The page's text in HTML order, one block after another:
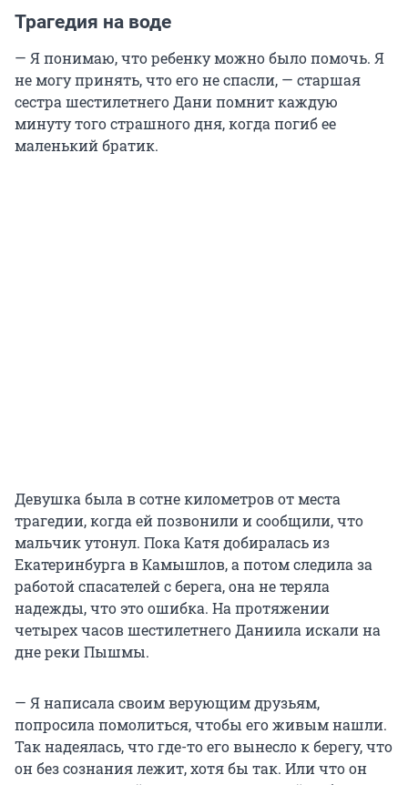
Трагедия на воде
— Я понимаю, что ребенку можно было помочь. Я
не могу принять, что его не спасли, — старшая
сестра шестилетнего Дани помнит каждую
минуту того страшного дня, когда погиб ее
маленький братик.
Девушка была в сотне километров от места
трагедии, когда ей позвонили и сообщили, что
мальчик утонул. Пока Катя добиралась из
Екатеринбурга в Камышлов, а потом следила за
работой спасателей с берега, она не теряла
надежды, что это ошибка. На протяжении
четырех часов шестилетнего Даниила искали на
дне реки Пышмы.
— Я написала своим верующим друзьям,
попросила помолиться, чтобы его живым нашли.
Так надеялась, что где-то его вынесло к берегу, что
он без сознания лежит, хотя бы так. Или что он